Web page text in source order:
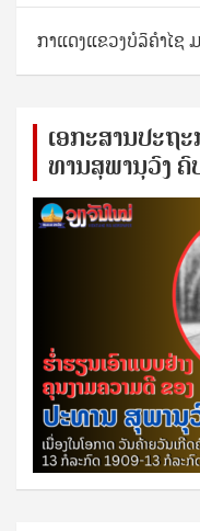
ກາແດງແຂວງບໍລິຄຳໄຊ
ເອ​ກະ​ສານ​ປະ​ຖ
ທານ​ສຸ​ພາ​ນຸ​ວົງ ຄົ